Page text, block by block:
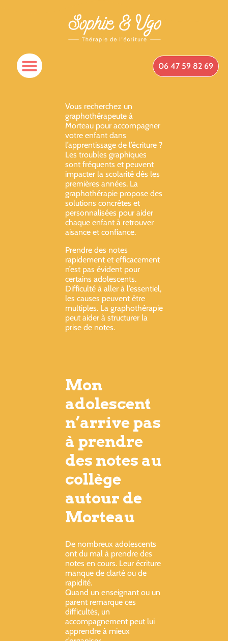
06 47 59 82 69
Vous recherchez un
graphothérapeute à
Morteau pour accompagner
votre enfant dans
l’apprentissage de l’écriture ?
Les troubles graphiques
sont fréquents et peuvent
impacter la scolarité dès les
premières années. La
graphothérapie propose des
solutions concrètes et
personnalisées pour aider
chaque enfant à retrouver
aisance et confiance.
Prendre des notes
rapidement et efficacement
n’est pas évident pour
certains adolescents.
Difficulté à aller à l’essentiel,
les causes peuvent être
multiples. La graphothérapie
peut aider à structurer la
prise de notes.
Mon
adolescent
n’arrive pas
à prendre
des notes au
collège
autour de
Morteau
De nombreux adolescents
ont du mal à prendre des
notes en cours. Leur écriture
manque de clarté ou de
rapidité.
Quand un enseignant ou un
parent remarque ces
difficultés, un
accompagnement peut lui
apprendre à mieux